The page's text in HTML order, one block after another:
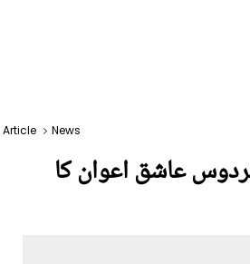
Article News
عاشق اعوان کا